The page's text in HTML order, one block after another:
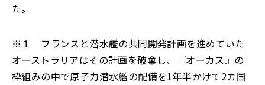
た。
※１ フランスと潜水艦の共同開発計画を進めていた
オーストラリアはその計画を破棄し、『オーカス』の
枠組みの中で原子力潜水艦の配備を1年半かけて2カ国